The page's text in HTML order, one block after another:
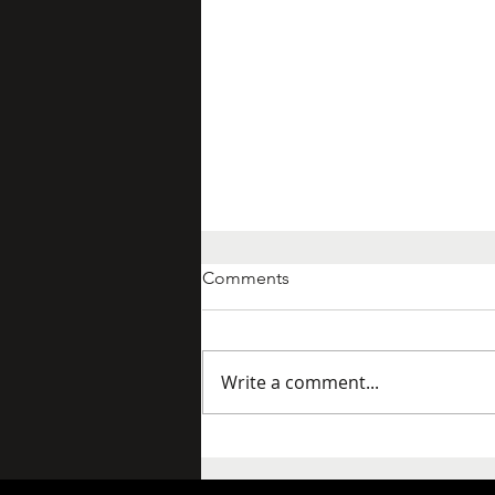
Comments
Write a comment...